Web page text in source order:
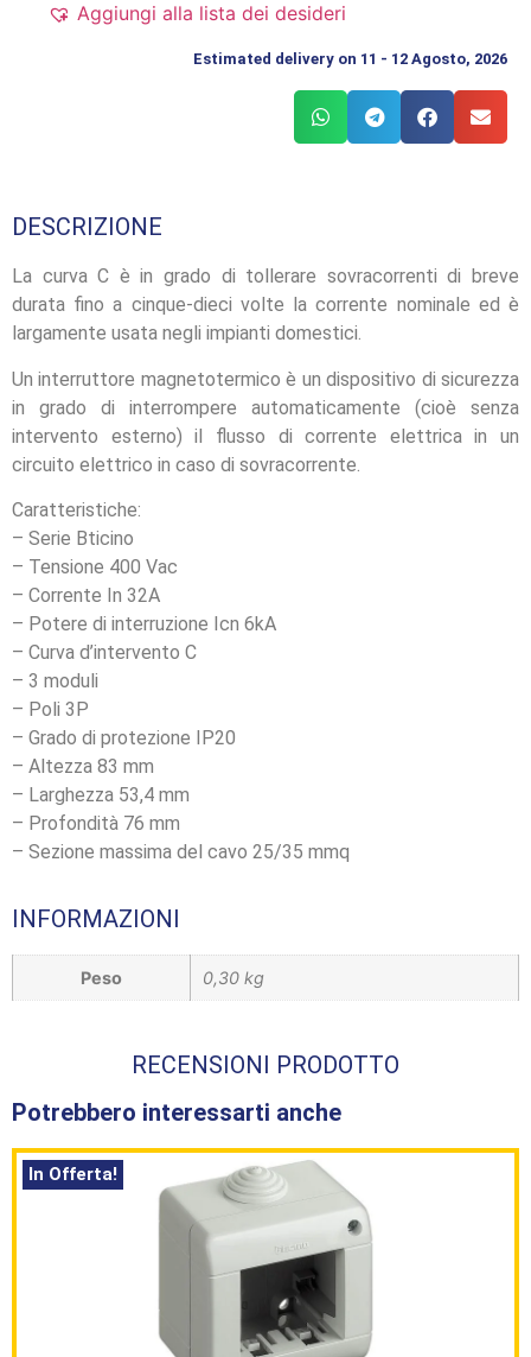
Aggiungi alla lista dei desideri
Estimated delivery on 11 - 12 Agosto, 2026
DESCRIZIONE
La curva C è in grado di tollerare sovracorrenti di breve
durata fino a cinque-dieci volte la corrente nominale ed è
largamente usata negli impianti domestici.
Un interruttore magnetotermico è un dispositivo di sicurezza
in grado di interrompere automaticamente (cioè senza
intervento esterno) il flusso di corrente elettrica in un
circuito elettrico in caso di sovracorrente.
Caratteristiche:
– Serie Bticino
– Tensione 400 Vac
– Corrente In 32A
– Potere di interruzione Icn 6kA
– Curva d’intervento C
– 3 moduli
– Poli 3P
– Grado di protezione IP20
– Altezza 83 mm
– Larghezza 53,4 mm
– Profondità 76 mm
– Sezione massima del cavo 25/35 mmq
INFORMAZIONI
Peso 0,30 kg
RECENSIONI PRODOTTO
Potrebbero interessarti anche
In Offerta!